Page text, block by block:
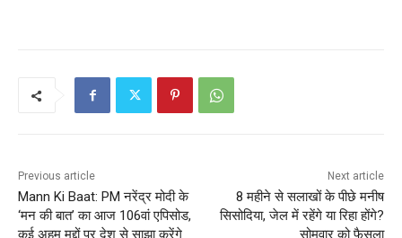
Previous article
Mann Ki Baat: PM नरेंद्र मोदी के
‘मन की बात’ का आज 106वां एपिसोड,
कई अहम मुद्दों पर देश से साझा करेंगे
Next article
8 महीने से सलाखों के पीछे मनीष
सिसोदिया, जेल में रहेंगे या रिहा होंगे?
सोमवार को फैसला